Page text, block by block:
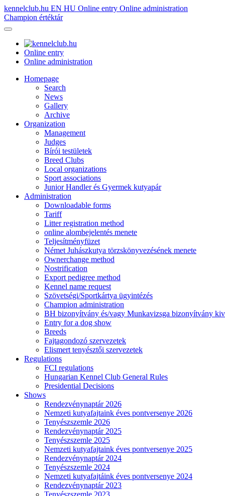
kennelclub.hu EN HU Online entry Online administration
Champion értéktár
Online entry
Online administration
Homepage
Search
News
Gallery
Archive
Organization
Management
Judges
Bírói testületek
Breed Clubs
Local organizations
Sport associations
Junior Handler és Gyermek kutyapár
Administration
Downloadable forms
Tariff
Litter registration method
online alombejelentés menete
Teljesítményfüzet
Német Juhászkutya törzskönyvezésének menete
Ownerchange method
Nostrification
Export pedigree method
Kennel name request
Szövetségi/Sportkártya ügyintézés
Champion administration
BH bizonyítvány és/vagy Munkavizsga bizonyítvány
Entry for a dog show
Breeds
Fajtagondozó szervezetek
Elismert tenyésztői szervezetek
Regulations
FCI regulations
Hungarian Kennel Club General Rules
Presidential Decisions
Shows
Rendezvénynaptár 2026
Nemzeti kutyafajtaink éves pontversenye 2026
Tenyészszemle 2026
Rendezvénynaptár 2025
Tenyészszemle 2025
Nemzeti kutyafajtaink éves pontversenye 2025
Rendezvénynaptár 2024
Tenyészszemle 2024
Nemzeti kutyafajtáink éves pontversenye 2024
Rendezvénynaptár 2023
Tenyészszemle 2023